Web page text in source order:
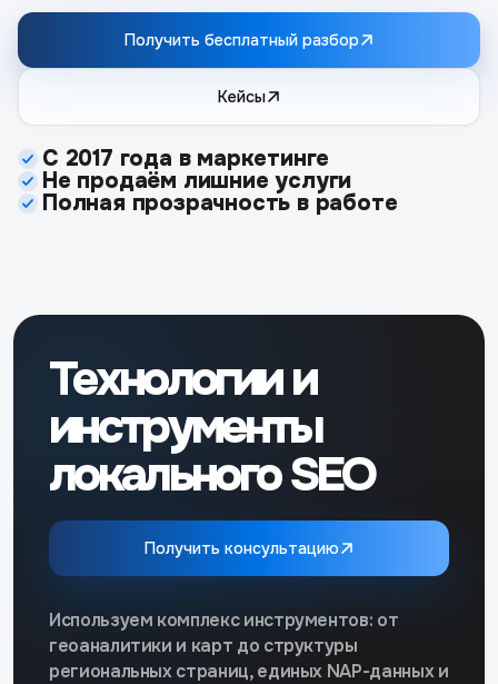
Получить бесплатный разбор
Кейсы
С 2017 года в маркетинге
Не продаём лишние услуги
Полная прозрачность в работе
Технологии и
инструменты
локального SEO
Получить консультацию
Используем комплекс инструментов: от
геоаналитики и карт до структуры
региональных страниц, единых NAP-данных и